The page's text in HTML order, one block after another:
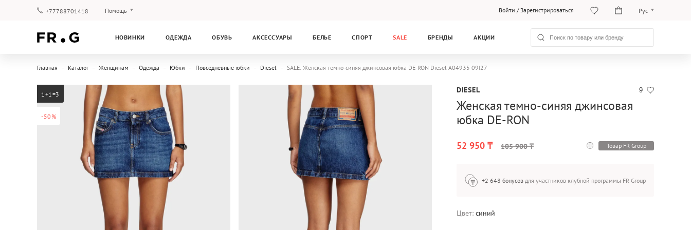
+77788701418 Помощь Войти /Зарегистрироваться Рус
Қаз
НОВИНКИ ОДЕЖДА ОБУВЬ АКСЕССУАРЫ БЕЛЬЕ СПОРТ SALE БРЕНДЫ АКЦИИ
Главная Каталог Женщинам Одежда Юбки Повседневные юбки Diesel SALE: Женская темно-синяя джинсовая юбка DE-RON Diesel A04935 09I27
-50%
1+1=3
9
DIESEL
Женская темно-синяя джинсовая
юбка DE-RON
52 950 ₸ 105 900 ₸ Товар FR Group
+2 648 бонусов для участников клубной программы FR Group
Цвет: синий